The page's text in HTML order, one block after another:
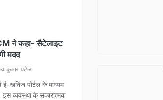
ने कहा- सैटेलाइट
मदद
कुमार पटेल
खनिज पोर्टल के माध्यम
व्यवस्था के सकारात्मक